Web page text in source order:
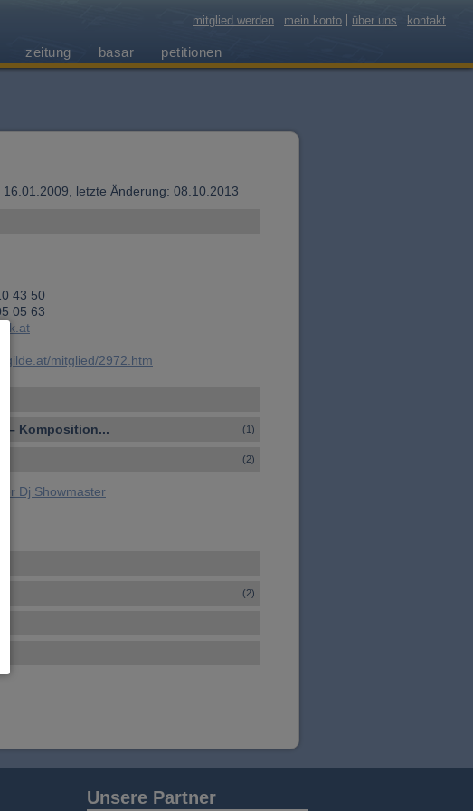
mitglied werden mein konto über uns kontakt
zeitung basar petitionen
16.01.2009, letzte Änderung: 08.10.2013
43 50
05 63
mitglied/2972.htm
– Komposition... (1)
(2)
Dj Showmaster
(2)
Unsere Partner